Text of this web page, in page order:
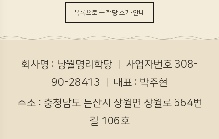
목록으로 — 학당 소개·안내
회사명 : 낭월명리학당
사업자번호 308-
90-28413
대표 : 박주현
주소 : 충청남도 논산시 상월면 상월로 664번
길 106호